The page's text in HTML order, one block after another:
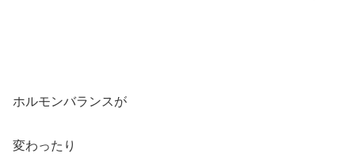
ホルモンバランスが
変わったり